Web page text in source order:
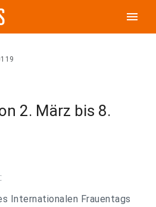
menu
2. März bis 8.
Internationalen Frauentags